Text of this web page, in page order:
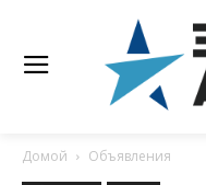
Домой Объявления